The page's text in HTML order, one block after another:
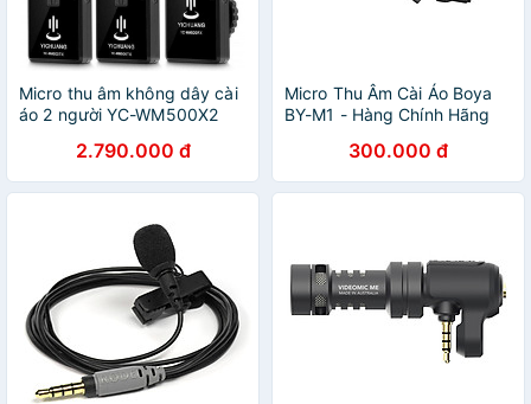
Micro thu âm không dây cài
áo 2 người YC-WM500X2
2.790.000 đ
Micro Thu Âm Cài Áo Boya
BY-M1 - Hàng Chính Hãng
300.000 đ